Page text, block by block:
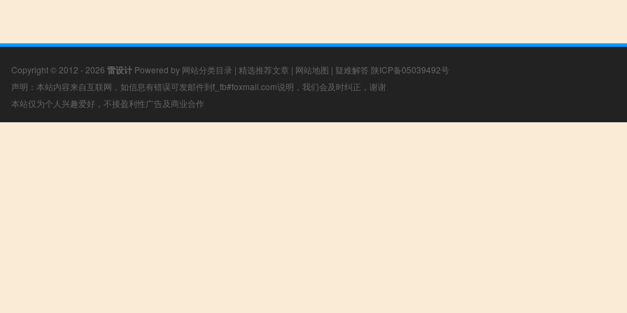
Copyright © 2012 - 2026 雷设计 Powered by 网站分类目录 | 精选推荐文章 | 网站地图 | 疑难解答 陕ICP备05039492号
声明：本站内容来自互联网，如信息有错误可发邮件到f_fb#foxmail.com说明，我们会及时纠正，谢谢
本站仅为个人兴趣爱好，不接盈利性广告及商业合作